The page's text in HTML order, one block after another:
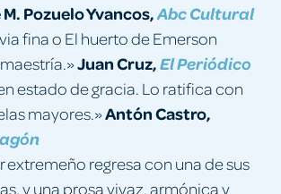
Pozuelo Yvancos,Abc Cultural
fina o El huerto de Emerson
Juan Cruz,El Periódico
estado de gracia. Lo ratifica con
mayores.»Antón Castro,
extremeño regresa con una de sus
y una prosa vivaz, armónica y